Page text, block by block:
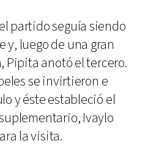
partido seguía siendo
y, luego de una gran
Pipita anotó el tercero.
se invirtieron e
y éste estableció el
Ivaylo
la visita.